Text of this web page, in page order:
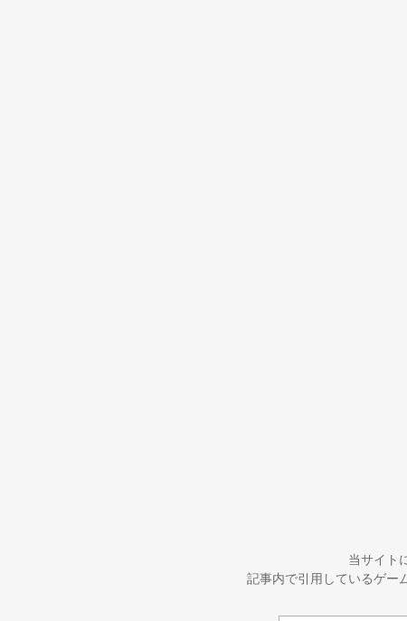
当サイト
記事内で引用しているゲー